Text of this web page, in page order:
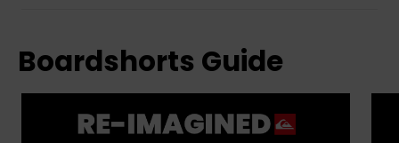
Boardshorts Guide